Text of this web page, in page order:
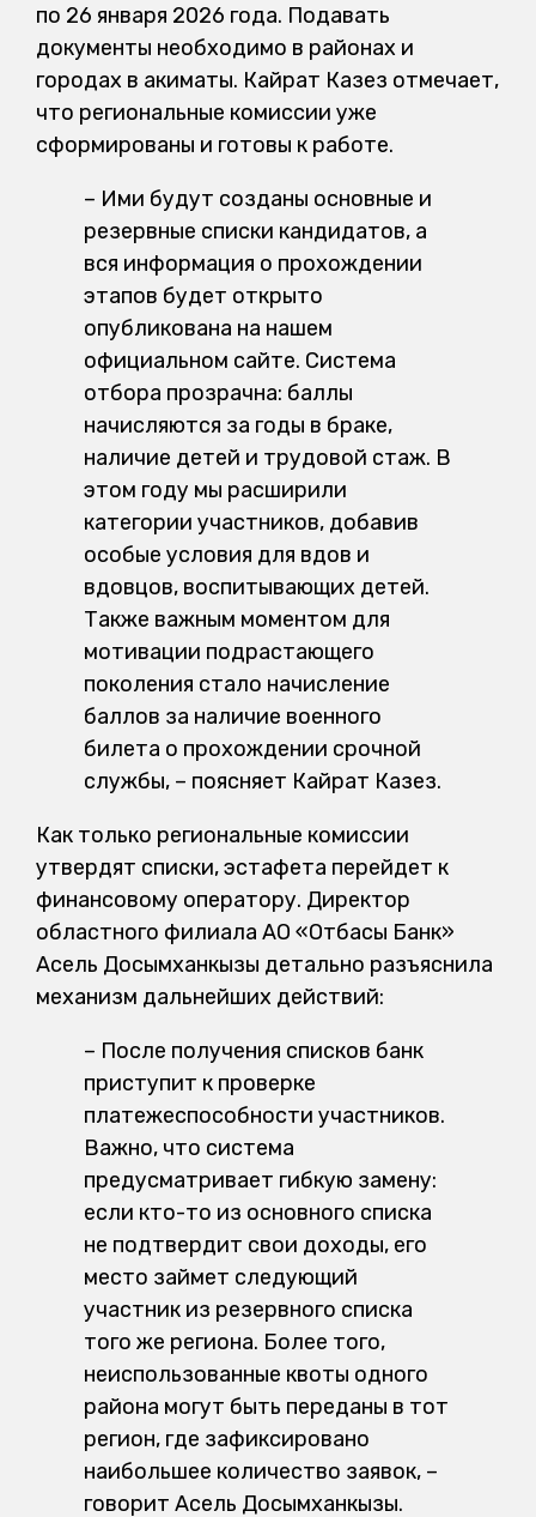
по 26 января 2026 года. Подавать
документы необходимо в районах и
городах в акиматы. Кайрат Казез отмечает,
что региональные комиссии уже
сформированы и готовы к работе.
– Ими будут созданы основные и
резервные списки кандидатов, а
вся информация о прохождении
этапов будет открыто
опубликована на нашем
официальном сайте. Система
отбора прозрачна: баллы
начисляются за годы в браке,
наличие детей и трудовой стаж. В
этом году мы расширили
категории участников, добавив
особые условия для вдов и
вдовцов, воспитывающих детей.
Также важным моментом для
мотивации подрастающего
поколения стало начисление
баллов за наличие военного
билета о прохождении срочной
службы, – поясняет Кайрат Казез.
Как только региональные комиссии
утвердят списки, эстафета перейдет к
финансовому оператору. Директор
областного филиала АО «Отбасы Банк»
Асель Досымханкызы детально разъяснила
механизм дальнейших действий:
– После получения списков банк
приступит к проверке
платежеспособности участников.
Важно, что система
предусматривает гибкую замену:
если кто-то из основного списка
не подтвердит свои доходы, его
место займет следующий
участник из резервного списка
того же региона. Более того,
неиспользованные квоты одного
района могут быть переданы в тот
регион, где зафиксировано
наибольшее количество заявок, –
говорит Асель Досымханкызы.